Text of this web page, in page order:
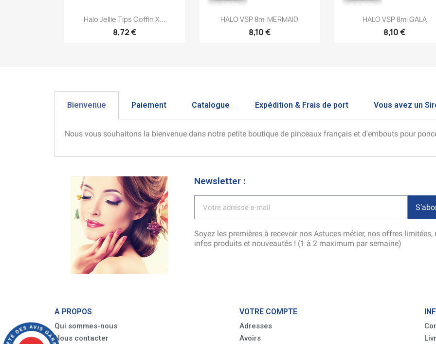
Aperçu rapide
Halo Jellie Tips Coffin X...
8,72 €
Aperçu rapide
HALO VSP 8ml MERMAID
8,10 €
Aperçu rapide
HALO VSP 8ml GALA
8,10 €
Bienvenue Paiement Catalogue Expédition & Frais de port Vous avez un
Nous vous souhaitons la bienvenue dans notre petite boutique de pinceaux français et d'embouts pour
Newsletter :
Soyez les premières à recevoir nos Astuces métier, nos offres limitées,
infos produits et nouveautés ! (1 à 2 maximum par semaine)
A PROPOS
Qui sommes-nous
Nous contacter
VOTRE COMPTE
Adresses
Avoirs